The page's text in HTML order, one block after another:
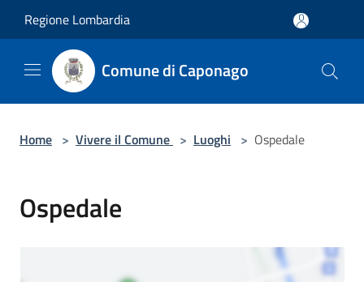
Regione Lombardia
Comune di Caponago
Home > Vivere il Comune > Luoghi > Ospedale
Ospedale